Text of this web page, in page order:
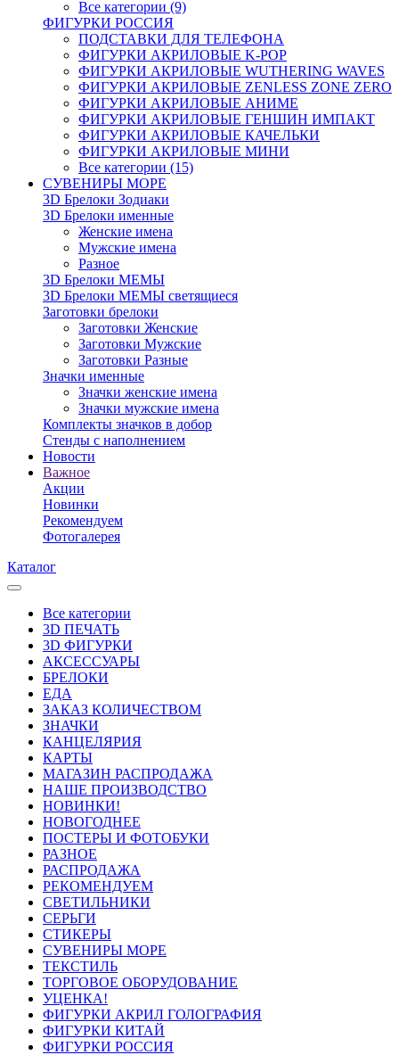
Все категории (9)
ФИГУРКИ РОССИЯ
ПОДСТАВКИ ДЛЯ ТЕЛЕФОНА
ФИГУРКИ АКРИЛОВЫЕ K-POP
ФИГУРКИ АКРИЛОВЫЕ WUTHERING WAVES
ФИГУРКИ АКРИЛОВЫЕ ZENLESS ZONE ZERO
ФИГУРКИ АКРИЛОВЫЕ АНИМЕ
ФИГУРКИ АКРИЛОВЫЕ ГЕНШИН ИМПАКТ
ФИГУРКИ АКРИЛОВЫЕ КАЧЕЛЬКИ
ФИГУРКИ АКРИЛОВЫЕ МИНИ
Все категории (15)
СУВЕНИРЫ МОРЕ
3D Брелоки Зодиаки
3D Брелоки именные
Женские имена
Мужские имена
Разное
3D Брелоки МЕМЫ
3D Брелоки МЕМЫ светящиеся
Заготовки брелоки
Заготовки Женские
Заготовки Мужские
Заготовки Разные
Значки именные
Значки женские имена
Значки мужские имена
Комплекты значков в добор
Стенды с наполнением
Новости
Важное
Акции
Новинки
Рекомендуем
Фотогалерея
Каталог
Все категории
3D ПЕЧАТЬ
3D ФИГУРКИ
АКСЕССУАРЫ
БРЕЛОКИ
ЕДА
ЗАКАЗ КОЛИЧЕСТВОМ
ЗНАЧКИ
КАНЦЕЛЯРИЯ
КАРТЫ
МАГАЗИН РАСПРОДАЖА
НАШЕ ПРОИЗВОДСТВО
НОВИНКИ!
НОВОГОДНЕЕ
ПОСТЕРЫ И ФОТОБУКИ
РАЗНОЕ
РАСПРОДАЖА
РЕКОМЕНДУЕМ
СВЕТИЛЬНИКИ
СЕРЬГИ
СТИКЕРЫ
СУВЕНИРЫ МОРЕ
ТЕКСТИЛЬ
ТОРГОВОЕ ОБОРУДОВАНИЕ
УЦЕНКА!
ФИГУРКИ АКРИЛ ГОЛОГРАФИЯ
ФИГУРКИ КИТАЙ
ФИГУРКИ РОССИЯ